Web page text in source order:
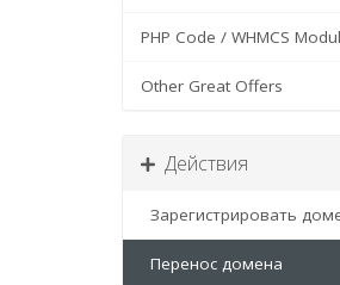
PHP Code / WHMCS
Other Great Offers
Действия
Зарегистрировать
Перенос домена